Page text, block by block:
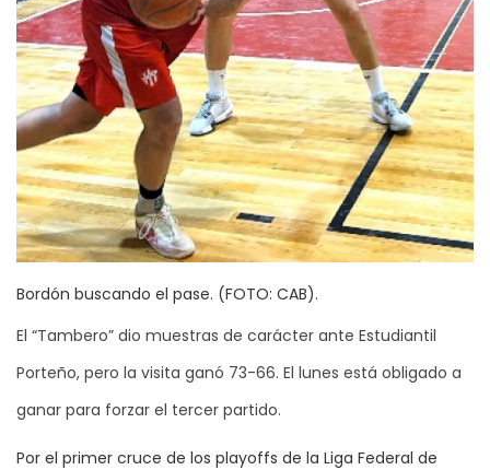
Bordón buscando el pase. (FOTO: CAB).
El “Tambero” dio muestras de carácter ante Estudiantil
Porteño, pero la visita ganó 73-66. El lunes está obligado a
ganar para forzar el tercer partido.
Por el primer cruce de los playoffs de la Liga Federal de